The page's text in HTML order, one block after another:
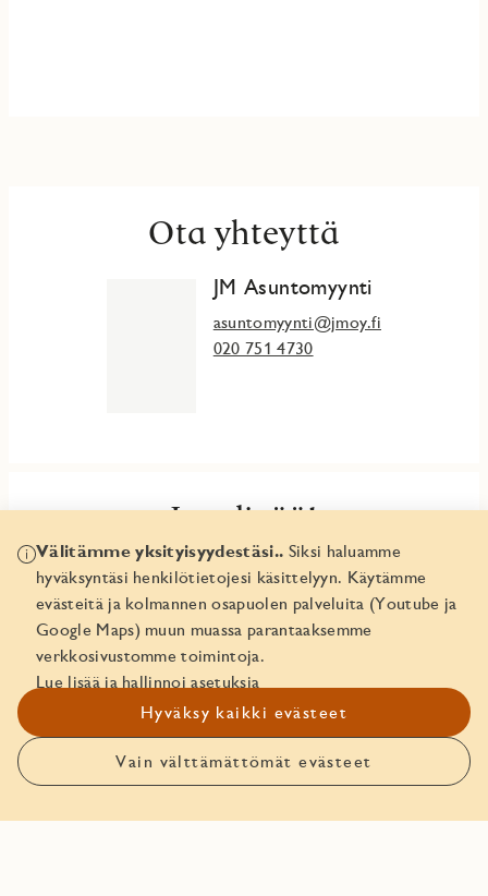
Ota yhteyttä
JM Asuntomyynti
asuntomyynti@jmoy.fi
020 751 4730
Lue lisää!
Avaa Vellamonneidon esite tästä!
Tutustu sisustusvalintoihin!
Vellamonneidon hinnasto
Välitämme yksityisyydestäsi.. Siksi haluamme
hyväksyntäsi henkilötietojesi käsittelyyn. Käytämme
evästeitä ja kolmannen osapuolen palveluita (Youtube ja
Google Maps) muun muassa parantaaksemme
verkkosivustomme toimintoja.
Lue lisää ja hallinnoi asetuksia
Hyväksy kaikki evästeet
Vain välttämättömät evästeet